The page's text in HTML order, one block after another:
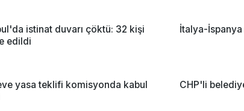
istinat duvarı çöktü: 32 kişi
edildi
İtalya-
yasa teklifi komisyonda kabul
CHP'li